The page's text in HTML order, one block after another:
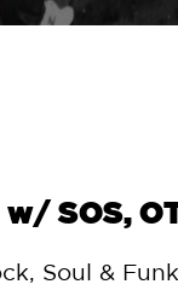
SOS,
Soul &